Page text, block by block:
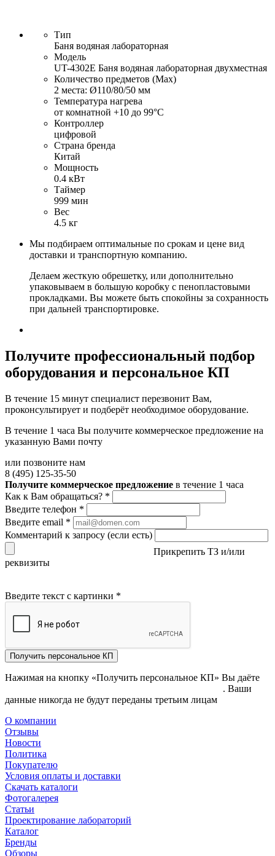
Тип
Баня водяная лабораторная
Модель
UT-4302Е Баня водяная лабораторная двухместная
Количество предметов (Max)
2 места: Ø110/80/50 мм
Температура нагрева
от комнатной +10 до 99°С
Контроллер
цифровой
Страна бренда
Китай
Мощность
0.4 кВт
Таймер
999 мин
Вес
4.5 кг
Мы подбираем оптимальные по срокам и цене вид
доставки и транспортную компанию.
Делаем жесткую обрешетку, или дополнительно
упаковываем в большую коробку с пенопластовыми
прокладками. Вы можете быть спокойны за сохранность
при дальней транспортировке.
Получите профессиональный подбор
оборудования и персональное КП
В течение 15 минут специалист перезвонит Вам,
проконсультирует и подберёт необходимое оборудование.
В течение 1 часа Вы получите коммерческое предложение на
указанную Вами почту
или позвоните нам
8 (495) 125-35-50
Получите коммерческое предложение в течение 1 часа
Как к Вам обращаться? *
Введите телефон *
Введите email *
Комментарий к запросу (если есть)
Прикрепить ТЗ и/или
реквизиты
Введите текст с картинки *
Получить персональное КП
Нажимая на кнопку «Получить персональное КП» Вы даёте
. Ваши
данные никогда не будут переданы третьим лицам
О компании
Отзывы
Новости
Политика
Покупателю
Условия оплаты и доставки
Скачать каталоги
Фотогалерея
Статьи
Проектирование лабораторий
Каталог
Бренды
Обзоры